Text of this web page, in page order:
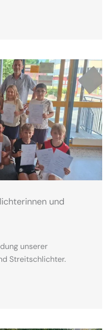
und
unserer
Streitschlichter.